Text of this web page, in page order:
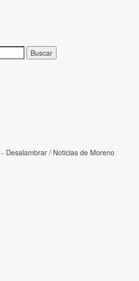
- Desalambrar / Noticias de Moreno